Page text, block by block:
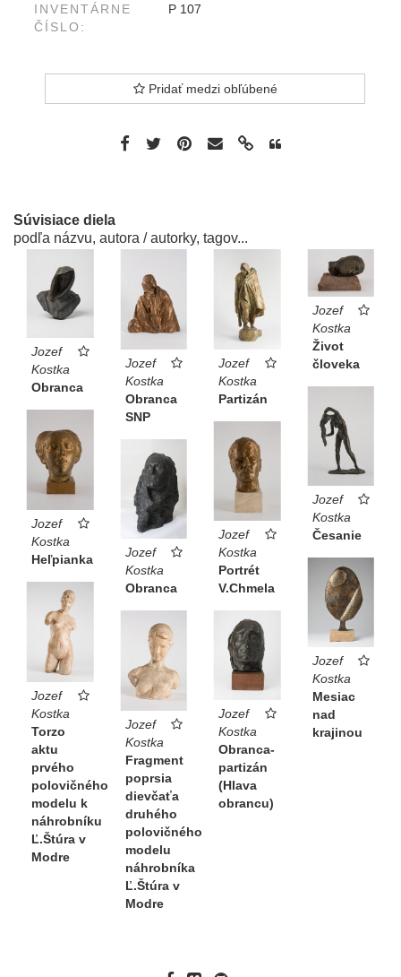
INVENTÁRNE
ČÍSLO:
P 107
Pridať medzi obľúbené
Súvisiace diela
podľa názvu, autora / autorky, tagov...
Jozef
Kostka
Obranca
Jozef
Kostka
Obranca
SNP
Jozef
Kostka
Partizán
Jozef
Kostka
Život
človeka
Jozef
Kostka
Česanie
Jozef
Kostka
Heľpianka
Jozef
Kostka
Portrét
V.Chmela
Jozef
Kostka
Obranca
Jozef
Kostka
Mesiac
nad
krajinou
Jozef
Kostka
Torzo
aktu
prvého
polovičného
modelu k
náhrobníku
Ľ.Štúra v
Modre
Jozef
Kostka
Fragment
poprsia
dievčaťa
druhého
polovičného
modelu
náhrobníka
Ľ.Štúra v
Modre
Jozef
Kostka
Obranca-
partizán
(Hlava
obrancu)